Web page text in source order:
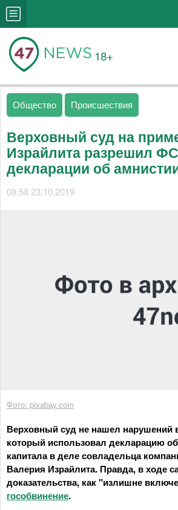
18+
Общество Происшествия
Верховный суд на
Израйлита разрешил
декларации об
08:58 23.10.2019
Фото: pixabay.com
Верховный суд не нашел нарушений
который использовал декларацию
капитала в деле совладельца
Валерия Израйлита. Правда, в ходе
доказательства, как "излишне
гособвинение.